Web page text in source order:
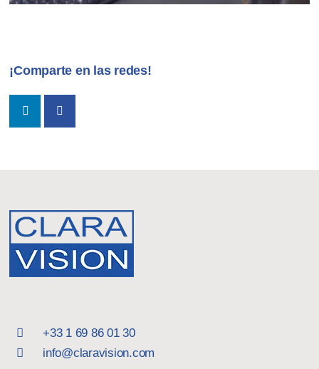
¡Comparte en las redes!
+33 1 69 86 01 30
info@claravision.com